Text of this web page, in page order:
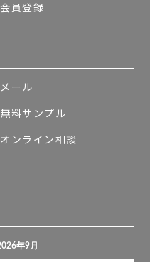
会員登録
メール
無料サンプル
オンライン相談